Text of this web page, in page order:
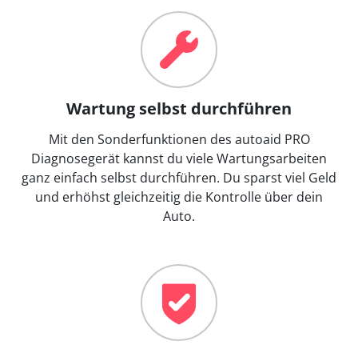
Wartung selbst durchführen
Mit den Sonderfunktionen des autoaid PRO
Diagnosegerät kannst du viele Wartungsarbeiten
ganz einfach selbst durchführen. Du sparst viel Geld
und erhöhst gleichzeitig die Kontrolle über dein
Auto.